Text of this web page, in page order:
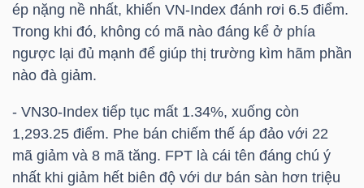
ép nặng nề nhất, khiến VN-Index đánh rơi 6.5 điểm.
Trong khi đó, không có mã nào đáng kể ở phía
ngược lại đủ mạnh để giúp thị trường kìm hãm phần
nào đà giảm.
- VN30-Index tiếp tục mất 1.34%, xuống còn
1,293.25 điểm. Phe bán chiếm thế áp đảo với 22
mã giảm và 8 mã tăng. FPT là cái tên đáng chú ý
nhất khi giảm hết biên độ với dư bán sàn hơn triệu
PHÁI
SINH
TRÁI
PHIẾU